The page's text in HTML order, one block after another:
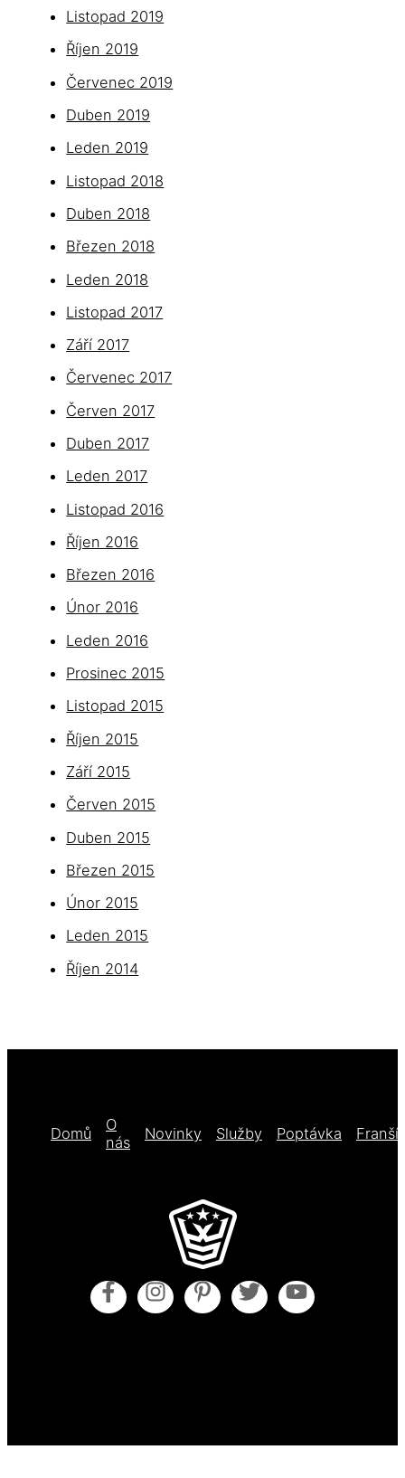
Listopad 2019
Říjen 2019
Červenec 2019
Duben 2019
Leden 2019
Listopad 2018
Duben 2018
Březen 2018
Leden 2018
Listopad 2017
Září 2017
Červenec 2017
Červen 2017
Duben 2017
Leden 2017
Listopad 2016
Říjen 2016
Březen 2016
Únor 2016
Leden 2016
Prosinec 2015
Listopad 2015
Říjen 2015
Září 2015
Červen 2015
Duben 2015
Březen 2015
Únor 2015
Leden 2015
Říjen 2014
Domů
O
nás
Novinky Služby Poptávka